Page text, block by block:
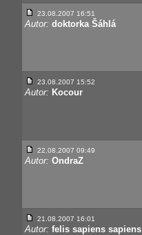
23.08.2007 16:51
Autor: doktorka Šáhlá
23.08.2007 15:52
Autor: Kocour
22.08.2007 09:49
Autor: OndraZ
21.08.2007 16:01
Autor: felis sapiens sapiens